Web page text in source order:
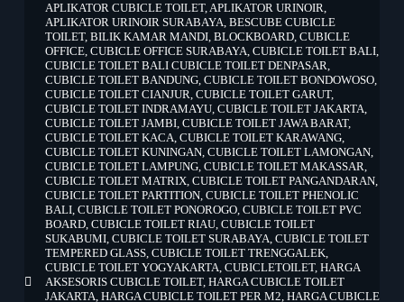
APLIKATOR CUBICLE TOILET,APLIKATOR URINOIR,
APLIKATOR URINOIR SURABAYA, BESCUBE CUBICLE
TOILET, BILIK KAMAR MANDI, BLOCKBOARD, CUBICLE
OFFICE, CUBICLE OFFICE SURABAYA, CUBICLE TOILET BALI,
CUBICLE TOILET BALI CUBICLE TOILET DENPASAR,
CUBICLE TOILET BANDUNG, CUBICLE TOILET BONDOWOSO,
CUBICLE TOILET CIANJUR, CUBICLE TOILET GARUT,
CUBICLE TOILET INDRAMAYU, CUBICLE TOILET JAKARTA,
CUBICLE TOILET JAMBI, CUBICLE TOILET JAWA BARAT,
CUBICLE TOILET KACA, CUBICLE TOILET KARAWANG,
CUBICLE TOILET KUNINGAN, CUBICLE TOILET LAMONGAN,
CUBICLE TOILET LAMPUNG, CUBICLE TOILET MAKASSAR,
CUBICLE TOILET MATRIX, CUBICLE TOILET PANGANDARAN,
CUBICLE TOILET PARTITION, CUBICLE TOILET PHENOLIC
BALI, CUBICLE TOILET PONOROGO, CUBICLE TOILET PVC
BOARD, CUBICLE TOILET RIAU, CUBICLE TOILET
SUKABUMI, CUBICLE TOILET SURABAYA, CUBICLE TOILET
TEMPERED GLASS, CUBICLE TOILET TRENGGALEK,
CUBICLE TOILET YOGYAKARTA, CUBICLETOILET, HARGA
AKSESORIS CUBICLE TOILET, HARGA CUBICLE TOILET
JAKARTA, HARGA CUBICLE TOILET PER M2, HARGA CUBICLE